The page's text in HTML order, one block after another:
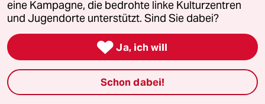
12.06.2020,12:57 Uhr
Frau Dorn, und nicht nur sie, hat überhaupt
nicht bemerkt, dass wir jeden Tag Predigten
von wissenschaftsgläubigen PolitikerInnen
technologische und wissenschaftliche
Fortschritt unsere Lebensgrundlagen erhalten
eine Kampagne, die bedrohte linke Kulturzentren
und Jugendorte unterstützt. Sind Sie dabei?
 Ja, ich will
Schon dabei!